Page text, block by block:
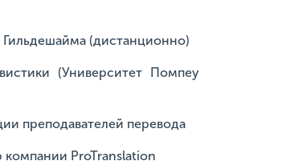
(дистанционно)
(Университет Помпеу
преподавателей перевода
компании ProTranslation